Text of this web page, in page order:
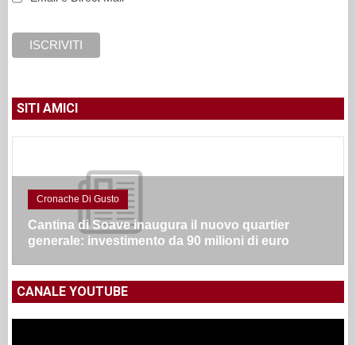
SITI AMICI
Cronache Di Gusto
Cantina di Soave inaugura il nuovo quartier
generale: investimento da 90 milioni di euro
CANALE YOUTUBE